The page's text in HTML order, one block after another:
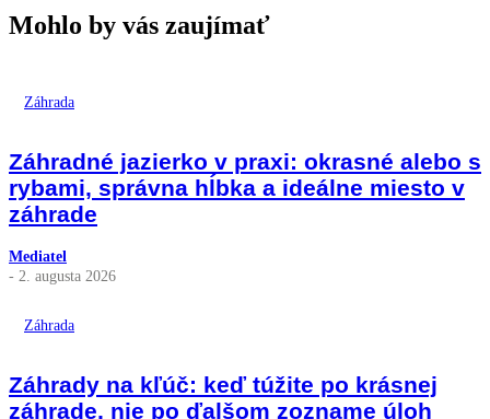
Mohlo by vás zaujímať
Záhrada
Záhradné jazierko v praxi: okrasné alebo s
rybami, správna hĺbka a ideálne miesto v
záhrade
Mediatel
- 2. augusta 2026
Záhrada
Záhrady na kľúč: keď túžite po krásnej
záhrade, nie po ďalšom zozname úloh